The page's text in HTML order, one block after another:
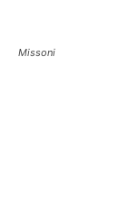
Missoni